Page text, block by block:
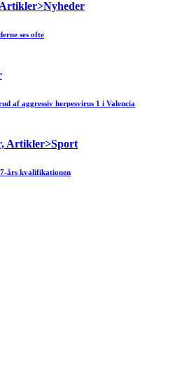
ses ofte
af aggressiv herpesvirus 1 i Valencia
Artikler>Sport
års kvalifikationen